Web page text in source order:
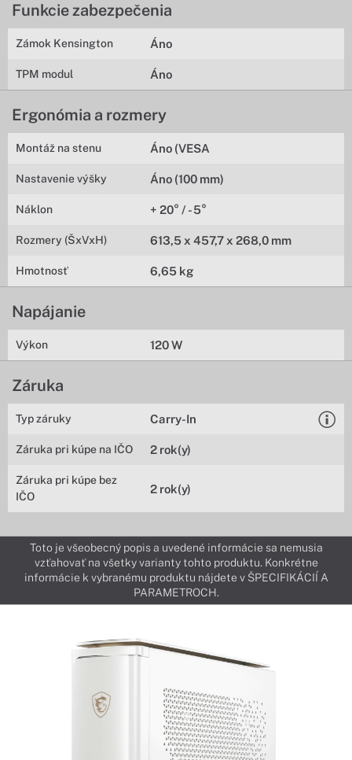
Funkcie zabezpečenia
Zámok Kensington Áno
TPM modul Áno
Ergonómia a rozmery
Montáž na stenu Áno (VESA
Nastavenie výšky Áno (100 mm)
Náklon + 20° / - 5°
Rozmery (ŠxVxH) 613,5 x 457,7 x 268,0 mm
Hmotnosť 6,65 kg
Napájanie
Výkon 120 W
Záruka
Typ záruky Carry-In
Záruka pri kúpe na IČO 2 rok(y)
Záruka pri kúpe bez
IČO
2 rok(y)
Toto je všeobecný popis a uvedené informácie sa nemusia
vzťahovať na všetky varianty tohto produktu. Konkrétne
informácie k vybranému produktu nájdete v ŠPECIFIKÁCIÍ A
PARAMETROCH.